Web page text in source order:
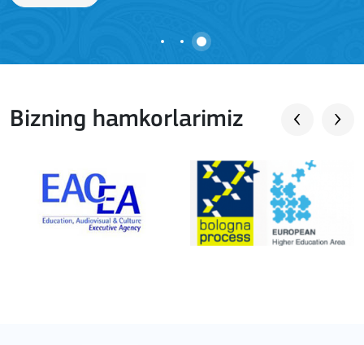
Bizning hamkorlarimiz